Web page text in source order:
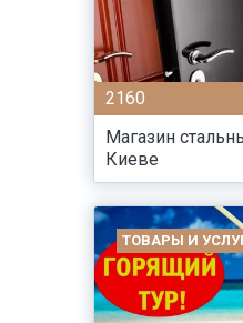
2160
Магазин
Киеве
ТОВАРЫ И